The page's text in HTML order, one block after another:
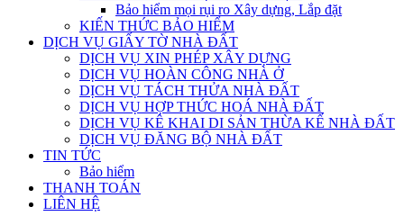
Bảo hiểm mọi rụi ro Xây dựng, Lắp đặt
KIẾN THỨC BẢO HIỂM
DỊCH VỤ GIẤY TỜ NHÀ ĐẤT
DỊCH VỤ XIN PHÉP XÂY DỰNG
DỊCH VỤ HOÀN CÔNG NHÀ Ở
DỊCH VỤ TÁCH THỬA NHÀ ĐẤT
DỊCH VỤ HỢP THỨC HOÁ NHÀ ĐẤT
DỊCH VỤ KÊ KHAI DI SẢN THỪA KẾ NHÀ ĐẤT
DỊCH VỤ ĐĂNG BỘ NHÀ ĐẤT
TIN TỨC
Bảo hiểm
THANH TOÁN
LIÊN HỆ